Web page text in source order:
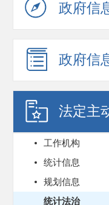
政府信
政府信
法定主
工作机构
统计信息
规划信息
统计法治